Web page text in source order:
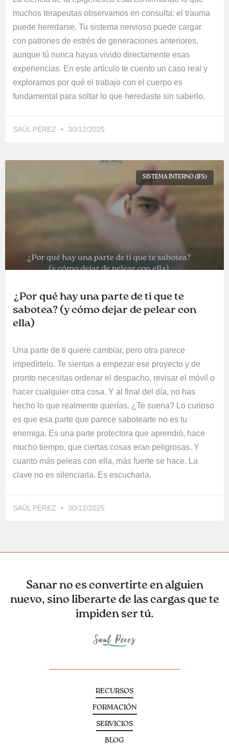
muchos terapeutas observamos en consulta: el trauma
puede heredarse. Tu sistema nervioso puede cargar
con patrones de estrés de generaciones anteriores,
aunque tú nunca hayas vivido directamente esas
experiencias. En este artículo te cuento un caso real y
exploramos por qué el trabajo con el cuerpo es
fundamental para soltar lo que heredaste sin saberlo.
SAÚL PÉREZ 30/12/2025
SISTEMA INTERNO (IFS)
¿Por qué hay una parte de ti que te
sabotea? (y cómo dejar de pelear con
ella)
Una parte de ti quiere cambiar, pero otra parece
impedírtelo. Te sientas a empezar ese proyecto y de
pronto necesitas ordenar el despacho, revisar el móvil o
hacer cualquier otra cosa. Y al final del día, no has
hecho lo que realmente querías. ¿Te suena? Lo curioso
es que esa parte que parece sabotearte no es tu
enemiga. Es una parte protectora que aprendió, hace
mucho tiempo, que ciertas cosas eran peligrosas. Y
cuanto más peleas con ella, más fuerte se hace. La
clave no es silenciarla. Es escucharla.
SAÚL PÉREZ 30/12/2025
Sanar no es convertirte en alguien
nuevo, sino liberarte de las cargas que te
impiden ser tú.
RECURSOS
FORMACIÓN
SERVICIOS
BLOG